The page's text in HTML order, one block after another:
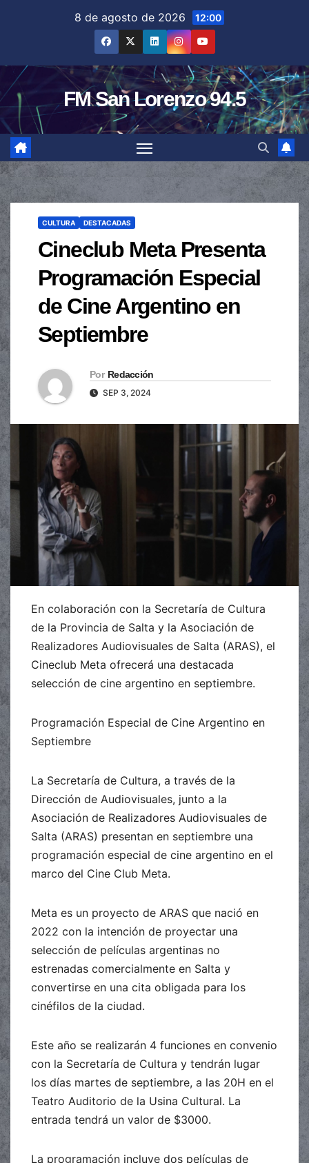
8 de agosto de 2026 12:00
FM San Lorenzo 94.5
CULTURA DESTACADAS
Cineclub Meta Presenta
Programación Especial
de Cine Argentino en
Septiembre
Por Redacción
SEP 3, 2024
En colaboración con la Secretaría de Cultura
de la Provincia de Salta y la Asociación de
Realizadores Audiovisuales de Salta (ARAS), el
Cineclub Meta ofrecerá una destacada
selección de cine argentino en septiembre.
Programación Especial de Cine Argentino en
Septiembre
La Secretaría de Cultura, a través de la
Dirección de Audiovisuales, junto a la
Asociación de Realizadores Audiovisuales de
Salta (ARAS) presentan en septiembre una
programación especial de cine argentino en el
marco del Cine Club Meta.
Meta es un proyecto de ARAS que nació en
2022 con la intención de proyectar una
selección de películas argentinas no
estrenadas comercialmente en Salta y
convertirse en una cita obligada para los
cinéfilos de la ciudad.
Este año se realizarán 4 funciones en convenio
con la Secretaría de Cultura y tendrán lugar
los días martes de septiembre, a las 20H en el
Teatro Auditorio de la Usina Cultural. La
entrada tendrá un valor de $3000.
La programación incluye dos películas de